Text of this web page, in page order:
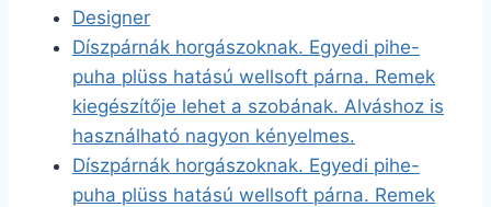
Designer
Díszpárnák horgászoknak. Egyedi pihe-
puha plüss hatású wellsoft párna. Remek
kiegészítője lehet a szobának. Alváshoz is
használható nagyon kényelmes.
Díszpárnák horgászoknak. Egyedi pihe-
puha plüss hatású wellsoft párna. Remek